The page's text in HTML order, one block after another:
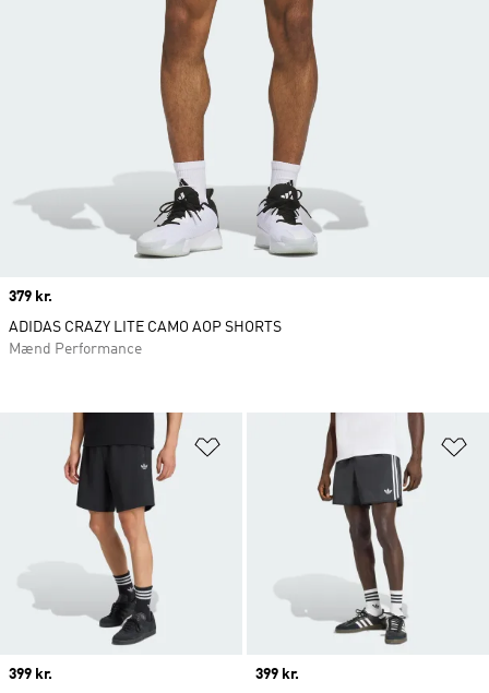
Føj til ønskeliste
Price
399 kr.
Price
399 kr.
Price
379 kr.
ADIDAS CRAZY LITE CAMO AOP SHORTS
Mænd Performance